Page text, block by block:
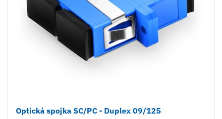
Optická spojka SC/PC - Duplex 09/125